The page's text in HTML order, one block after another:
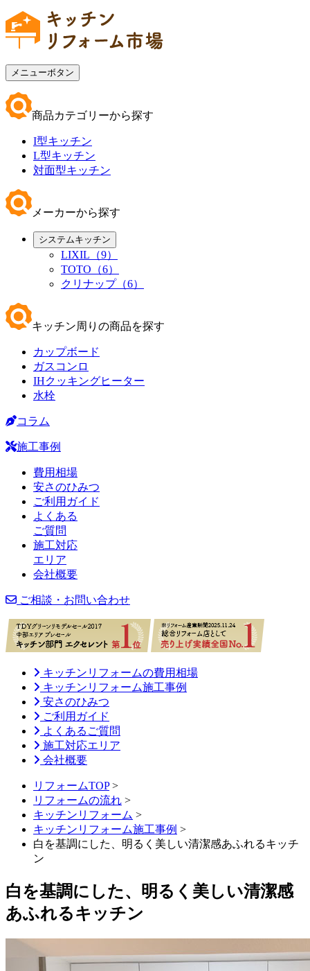
メニューボタン
商品カテゴリーから探す
I型キッチン
L型キッチン
対面型キッチン
メーカーから探す
システムキッチン
LIXIL（9）
TOTO（6）
クリナップ（6）
キッチン周りの商品を探す
カップボード
ガスコンロ
IHクッキングヒーター
水栓
コラム
施工事例
費用相場
安さのひみつ
ご利用ガイド
よくある
ご質問
施工対応
エリア
会社概要
ご相談・お問い合わせ
キッチンリフォームの費用相場
キッチンリフォーム施工事例
安さのひみつ
ご利用ガイド
よくあるご質問
施工対応エリア
会社概要
リフォームTOP>
リフォームの流れ >
キッチンリフォーム >
キッチンリフォーム施工事例 >
白を基調にした、明るく美しい清潔感あふれるキッチ
ン
白を基調にした、明るく美しい清潔感
あふれるキッチン